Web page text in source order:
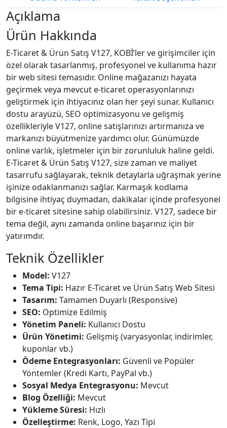
Açıklama
Ürün Hakkında
E-Ticaret & Ürün Satış V127, KOBİ’ler ve girişimciler için
özel olarak tasarlanmış, profesyonel ve kullanıma hazır
bir web sitesi temasıdır. Online mağazanızı hayata
geçirmek veya mevcut e-ticaret operasyonlarınızı
geliştirmek için ihtiyacınız olan her şeyi sunar. Kullanıcı
dostu arayüzü, SEO optimizasyonu ve gelişmiş
özellikleriyle V127, online satışlarınızı artırmanıza ve
markanızı büyütmenize yardımcı olur. Günümüzde
online varlık, işletmeler için bir zorunluluk haline geldi.
E-Ticaret & Ürün Satış V127, size zaman ve maliyet
tasarrufu sağlayarak, teknik detaylarla uğraşmak yerine
işinize odaklanmanızı sağlar. Karmaşık kodlama
bilgisine ihtiyaç duymadan, dakikalar içinde profesyonel
bir e-ticaret sitesine sahip olabilirsiniz. V127, sadece bir
tema değil, aynı zamanda online başarınız için bir
yatırımdır.
Teknik Özellikler
Model: V127
Tema Tipi: Hazır E-Ticaret ve Ürün Satış Web Sitesi
Tasarım: Tamamen Duyarlı (Responsive)
SEO: Optimize Edilmiş
Yönetim Paneli: Kullanıcı Dostu
Ürün Yönetimi: Gelişmiş (varyasyonlar, indirimler,
kuponlar vb.)
Ödeme Entegrasyonları: Güvenli ve Popüler
Yöntemler (Kredi Kartı, PayPal vb.)
Sosyal Medya Entegrasyonu: Mevcut
Blog Özelliği: Mevcut
Yükleme Süresi: Hızlı
Özelleştirme: Renk, Logo, Yazı Tipi